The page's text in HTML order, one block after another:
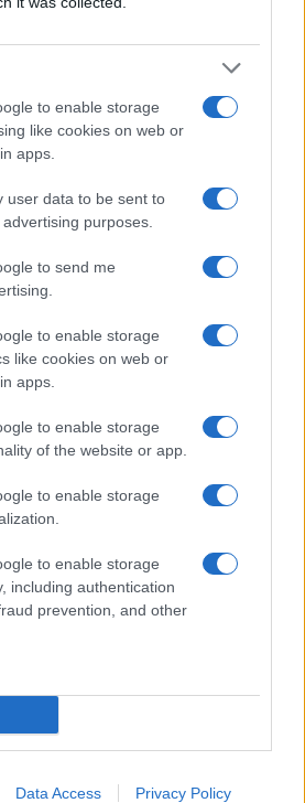
to enable storage
like cookies on web or
apps.
user data to be sent to
purposes.
to send me
to enable storage
like cookies on web or
apps.
to enable storage
of the website or app.
to enable storage
to enable storage
including authentication
prevention, and other
Data Access Privacy Policy